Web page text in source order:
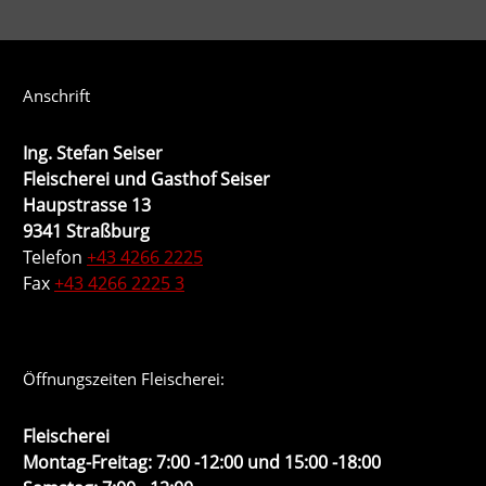
Anschrift
Ing. Stefan Seiser
Fleischerei und Gasthof Seiser
Haupstrasse 13
9341 Straßburg
Telefon +43 4266 2225
Fax+43 4266 2225 3
Öffnungszeiten Fleischerei:
Fleischerei
Montag-Freitag: 7:00 -12:00 und 15:00 -18:00